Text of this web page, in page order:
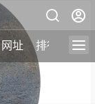
网址 排行榜